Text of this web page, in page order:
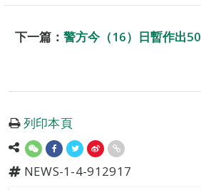
下一篇： 警方今（16）日暫作出
列印本頁
NEWS-1-4-912917